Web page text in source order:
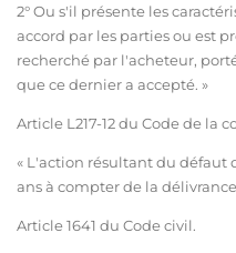
2° Ou s'il présente les
accord par les parties ou est
recherché par l'acheteur,
que ce dernier a accepté. »
Article L217-12 du Code de la
« L'action résultant du défaut
ans à compter de la
Article 1641 du Code civil.